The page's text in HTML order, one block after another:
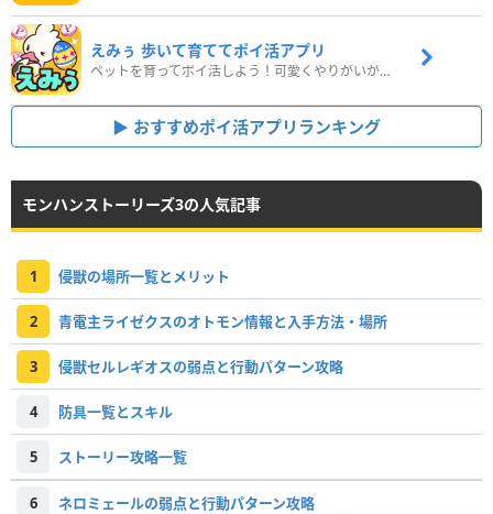
えみぅ 歩いて育ててポイ活アプリ
ペットを育ってポイ活しよう！可愛くやりがいがある新感覚アプリ
おすすめポイ活アプリランキング
モンハンストーリーズ3の人気記事
1 侵獣の場所一覧とメリット
2 青電主ライゼクスのオトモン情報と入手方法・場所
3 侵獣セルレギオスの弱点と行動パターン攻略
4 防具一覧とスキル
5 ストーリー攻略一覧
6 ネロミェールの弱点と行動パターン攻略